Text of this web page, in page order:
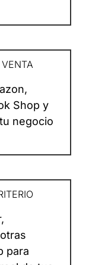
Shop y
negocio
para